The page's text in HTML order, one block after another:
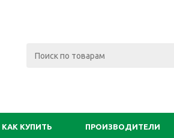
КАК КУПИТЬ ПРОИЗВОДИТЕЛИ